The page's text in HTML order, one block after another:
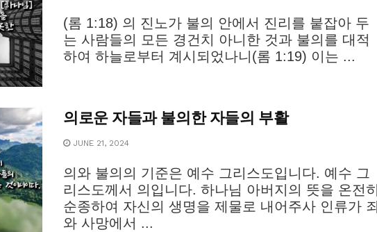
(롬 1:18) 의 진노가 불의 안에서 진리를 붙잡아 두
는 사람들의 모든 경건치 아니한 것과 불의를 대적
하여 하늘로부터 계시되었나니(롬 1:19) 이는 ...
의로운 자들과 불의한 자들의 부활
JUNE 21, 2024
의와 불의의 기준은 예수 그리스도입니다. 예수 그
리스도께서 의입니다. 하나님 아버지의 뜻을 온전히
순종하여 자신의 생명을 제물로 내어주사 인류가 죄
와 사망에서 ...